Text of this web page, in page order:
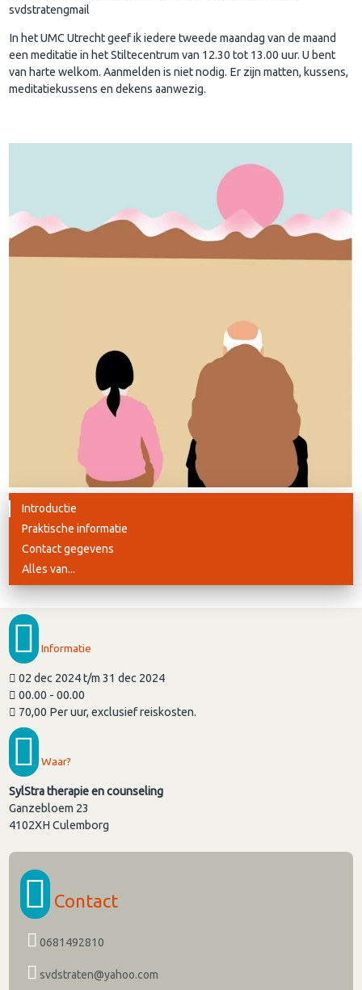
svdstratengmail
In het UMC Utrecht geef ik iedere tweede maandag van de maand
een meditatie in het Stiltecentrum van 12.30 tot 13.00 uur. U bent
van harte welkom. Aanmelden is niet nodig. Er zijn matten, kussens,
meditatiekussens en dekens aanwezig.
Introductie
Praktische informatie
Contact gegevens
Alles van...
Informatie
02 dec 2024 t/m 31 dec 2024
00.00 - 00.00
70,00 Per uur, exclusief reiskosten.
Waar?
SylStra therapie en counseling
Ganzebloem 23
4102XH Culemborg
Contact
0681492810
svdstraten@yahoo.com